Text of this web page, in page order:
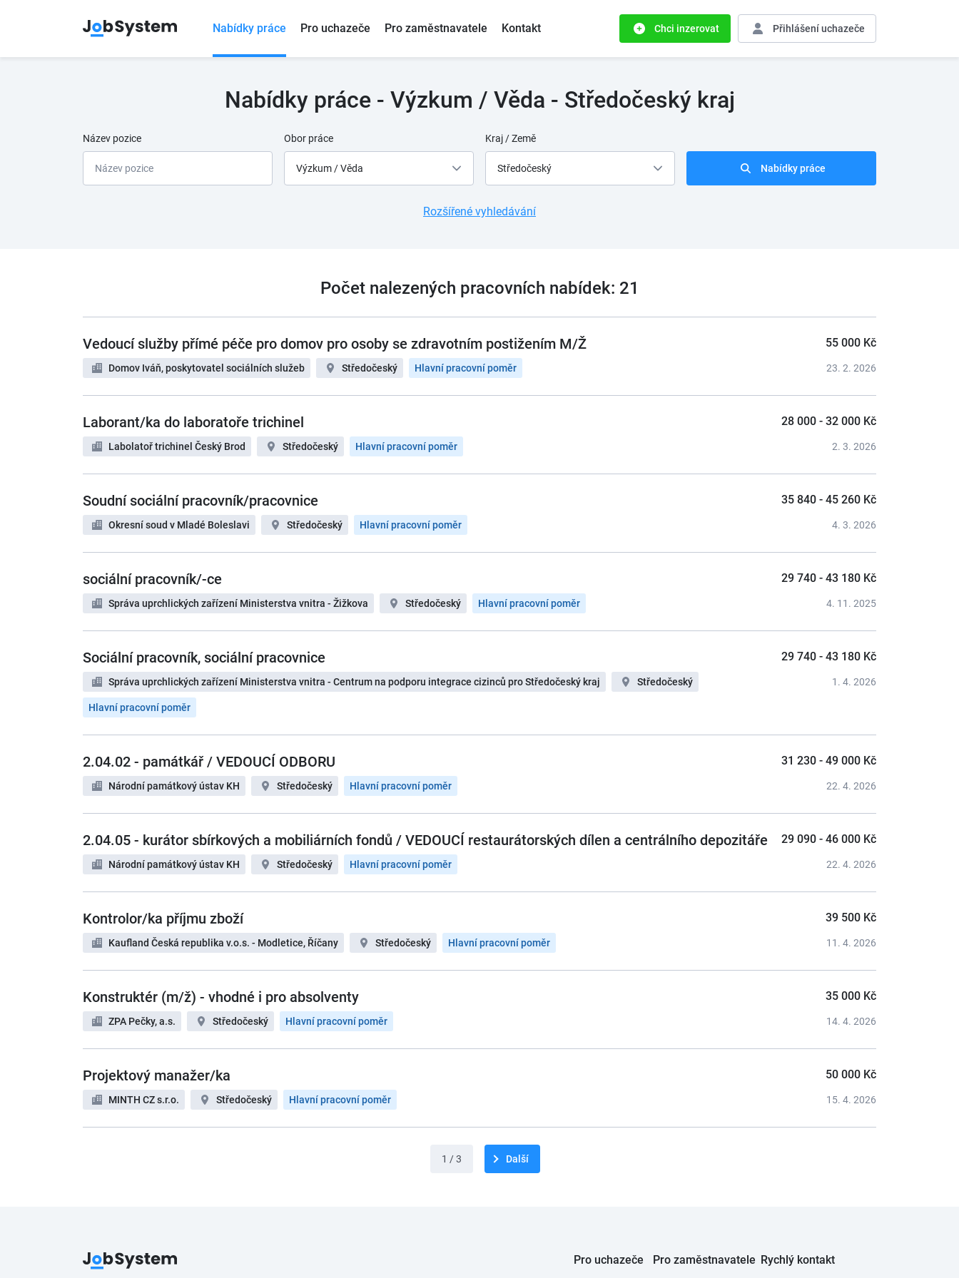
Nabídky práce Pro uchazeče Pro zaměstnavatele Kontakt Chci inzerovat Přihlášeníuchazeče
Nabídky práce - Výzkum / Věda - Středočeský kraj
Název pozice Obor práce
Výzkum / Věda
Kraj / Země
Středočeský Nabídky práce
Rozšířené vyhledávání
Počet nalezených pracovních nabídek: 21
Vedoucí služby přímé péče pro domov pro osoby se zdravotním postižením M/Ž
Domov Iváň, poskytovatel sociálních služeb Středočeský Hlavní pracovní poměr
55 000 Kč
23. 2. 2026
Laborant/ka do laboratoře trichinel
Labolatoř trichinel Český Brod Středočeský Hlavní pracovní poměr
28 000 - 32 000 Kč
2. 3. 2026
Soudní sociální pracovník/pracovnice
Okresní soud v Mladé Boleslavi Středočeský Hlavní pracovní poměr
35 840 - 45 260 Kč
4. 3. 2026
sociální pracovník/-ce
Správa uprchlických zařízení Ministerstva vnitra - Žižkova Středočeský Hlavní pracovní poměr
29 740 - 43 180 Kč
4. 11. 2025
Sociální pracovník, sociální pracovnice
Správa uprchlických zařízení Ministerstva vnitra - Centrum na podporu integrace cizinců pro Středočeský kraj Středočeský
Hlavní pracovní poměr
29 740 - 43 180 Kč
1. 4. 2026
2.04.02 - památkář / VEDOUCÍ ODBORU
Národní památkový ústav KH Středočeský Hlavní pracovní poměr
31 230 - 49 000 Kč
22. 4. 2026
2.04.05 - kurátor sbírkových a mobiliárních fondů / VEDOUCÍ restaurátorských dílen a centrálního depozitáře
Národní památkový ústav KH Středočeský Hlavní pracovní poměr
29 090 - 46 000 Kč
22. 4. 2026
Kontrolor/ka příjmu zboží
Kaufland Česká republika v.o.s. - Modletice, Říčany Středočeský Hlavní pracovní poměr
39 500 Kč
11. 4. 2026
Konstruktér (m/ž) - vhodné i pro absolventy
ZPA Pečky, a.s. Středočeský Hlavní pracovní poměr
35 000 Kč
14. 4. 2026
Projektový manažer/ka
MINTH CZ s.r.o. Středočeský Hlavní pracovní poměr
50 000 Kč
15. 4. 2026
1 / 3 Další
Pro uchazeče Pro zaměstnavatele Rychlý kontakt